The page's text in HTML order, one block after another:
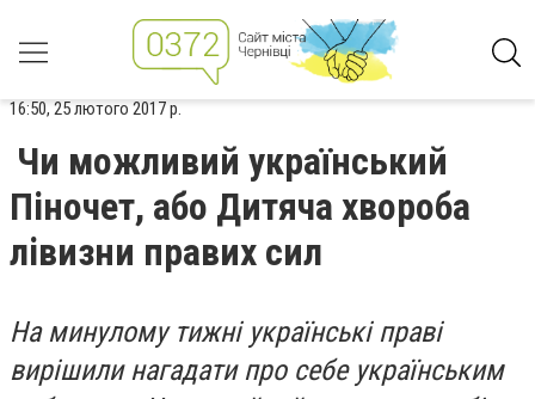
16:50, 25 лютого 2017 р.
Чи можливий український
Піночет, або Дитяча хвороба
лівизни правих сил
На минулому тижні українські праві
вирішили нагадати про себе українським